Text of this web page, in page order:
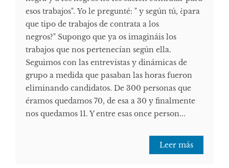
esos trabajos". Yo le pregunté: " y según tú, ¿para
que tipo de trabajos de contrata a los
negros?" Supongo que ya os imagináis los
trabajos que nos pertenecían según ella.
Seguimos con las entrevistas y dinámicas de
grupo a medida que pasaban las horas fueron
eliminando candidatos. De 300 personas que
éramos quedamos 70, de esa a 30 y finalmente
nos quedamos 11. Y entre esas once person...
Leer más